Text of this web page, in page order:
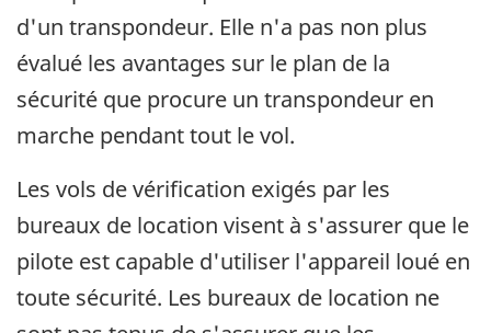
d'un transpondeur. Elle n'a pas non plus
évalué les avantages sur le plan de la
sécurité que procure un transpondeur en
marche pendant tout le vol.
Les vols de vérification exigés par les
bureaux de location visent à s'assurer que le
pilote est capable d'utiliser l'appareil loué en
toute sécurité. Les bureaux de location ne